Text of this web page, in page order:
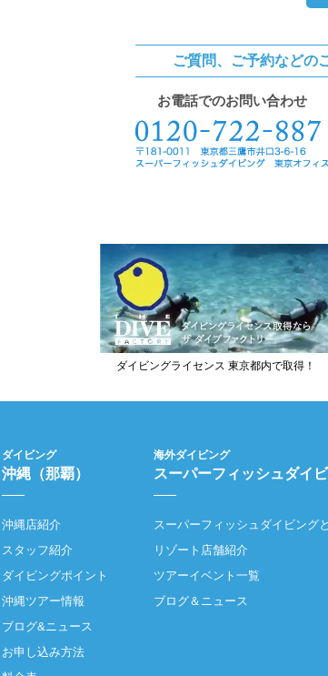
ご質問、ご予約などの
お電話でのお問い合わせ
ダイビングライセンス 東京都内で取得！
ダイビング
沖縄（那覇）
沖縄店紹介
スタッフ紹介
ダイビングポイント
沖縄ツアー情報
ブログ&ニュース
お申し込み方法
海外ダイビング
スーパーフィッシュダイ
スーパーフィッシュダイビング
リゾート店舗紹介
ツアーイベント一覧
ブログ＆ニュース